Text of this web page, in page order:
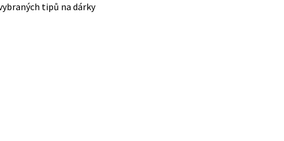
tipů na dárky